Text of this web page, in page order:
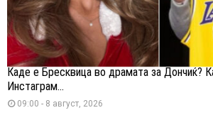
Каде е Бресквица во драмата за Дончиќ?
Инстаграм...
09:00 - 8 август, 2026